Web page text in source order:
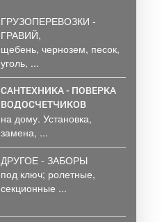
ГРУЗОПЕРЕВОЗКИ -
ГРАВИЙ,
щебень, чернозем, песок,
уголь, ...
САНТЕХНИКА - ПОВЕРКА
ВОДОСЧЕТЧИКОВ
на дому. Установка,
замена, ...
ДРУГОЕ - ЗАБОРЫ
под ключ; ролетные,
секционные ...